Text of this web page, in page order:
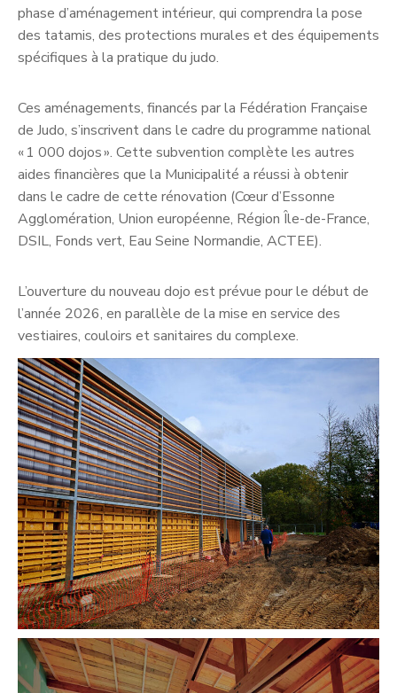
phase d’aménagement intérieur, qui comprendra la pose
des tatamis, des protections murales et des équipements
spécifiques à la pratique du judo.
Ces aménagements, financés par la Fédération Française
de Judo, s’inscrivent dans le cadre du programme national
« 1 000 dojos ». Cette subvention complète les autres
aides financières que la Municipalité a réussi à obtenir
dans le cadre de cette rénovation (Cœur d’Essonne
Agglomération, Union européenne, Région Île-de-France,
DSIL, Fonds vert, Eau Seine Normandie, ACTEE).
L’ouverture du nouveau dojo est prévue pour le début de
l’année 2026, en parallèle de la mise en service des
vestiaires, couloirs et sanitaires du complexe.